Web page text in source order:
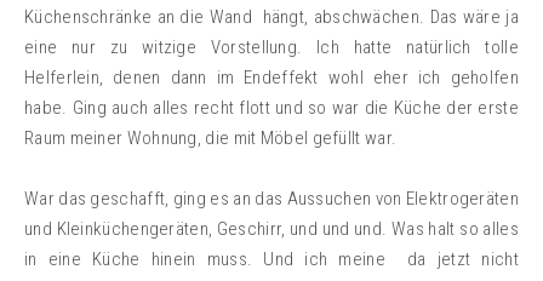
Küchenschränke an die Wand hängt, abschwächen. Das wäre ja
eine nur zu witzige Vorstellung. Ich hatte natürlich tolle
Helferlein, denen dann im Endeffekt wohl eher ich geholfen
habe. Ging auch alles recht flott und so war die Küche der erste
Raum meiner Wohnung, die mit Möbel gefüllt war.
War das geschafft, ging es an das Aussuchen von Elektrogeräten
und Kleinküchengeräten, Geschirr, und und und. Was halt so alles
in eine Küche hinein muss. Und ich meine da jetzt nicht